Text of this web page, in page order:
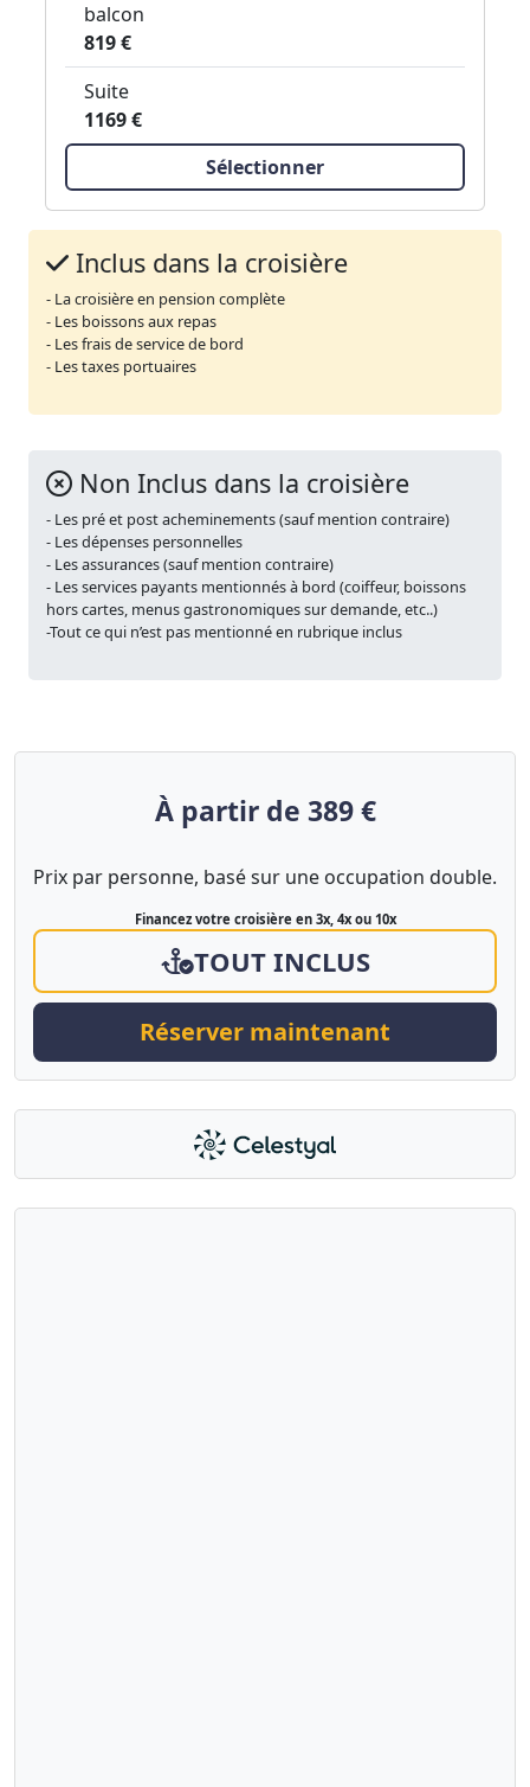
balcon
819 €
Suite
1169 €
Sélectionner
Inclus dans la croisière
- La croisière en pension complète
- Les boissons aux repas
- Les frais de service de bord
- Les taxes portuaires
Non Inclus dans la croisière
- Les pré et post acheminements (sauf mention contraire)
- Les dépenses personnelles
- Les assurances (sauf mention contraire)
- Les services payants mentionnés à bord (coiffeur, boissons
hors cartes, menus gastronomiques sur demande, etc..)
-Tout ce qui n’est pas mentionné en rubrique inclus
À partir de 389 €
Prix par personne, basé sur une occupation double.
Financez votre croisière en 3x, 4x ou 10x
TOUT INCLUS
Réserver maintenant